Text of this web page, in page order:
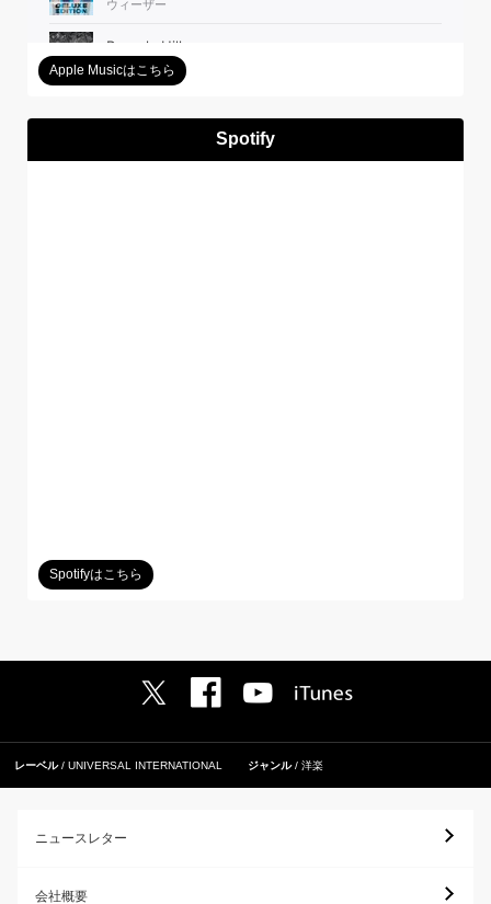
Apple Musicはこちら
Spotify
Spotifyはこちら
レーベル UNIVERSAL INTERNATIONAL ジャンル 洋楽
ニュースレター
会社概要